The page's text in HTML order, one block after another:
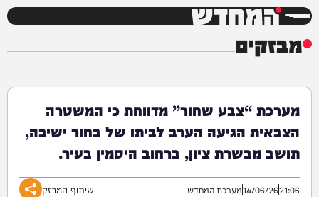
המחדש
מבזקים
מערכת “צבע שחור” מדווחת כי המשטרה
הצבאית הגיעה הערב לביתו של בחור ישיבה,
תושב מבשרת ציון, ברחוב היסמין בעיר.
21:06
14/06/26מערכת המחדש שיתוף המבזק